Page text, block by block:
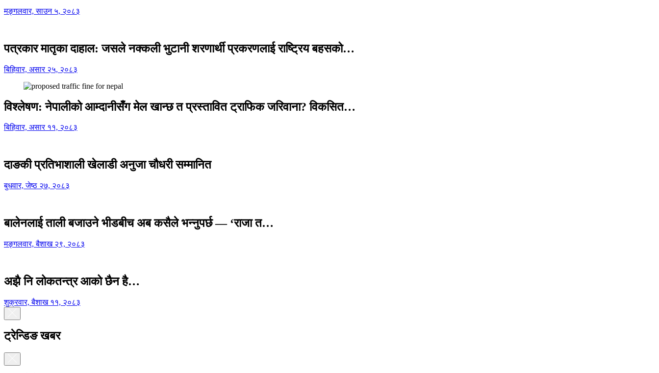
मङ्गलवार, साउन ५, २०८३
पत्रकार मातृका दाहाल: जसले नक्कली भुटानी शरणार्थी प्रकरणलाई राष्ट्रिय बहसको…
बिहिवार, असार २५, २०८३
विश्लेषण: नेपालीको आम्दानीसँग मेल खान्छ त प्रस्तावित ट्राफिक जरिवाना? विकसित…
बिहिवार, असार ११, २०८३
दाङकी प्रतिभाशाली खेलाडी अनुजा चौधरी सम्मानित
बुधवार, जेष्ठ २७, २०८३
बालेनलाई ताली बजाउने भीडबीच अब कसैले भन्नुपर्छ — ‘राजा त…
मङ्गलवार, बैशाख २९, २०८३
अझै नि लोकतन्त्र आको छैन है…
शुक्रवार, बैशाख ११, २०८३
ट्रेन्डिङ खबर